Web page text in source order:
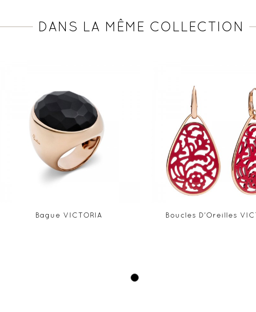
DANS LA MÊME COLLECTION
Bague VICTORIA
Noir
Boucles D'Oreilles